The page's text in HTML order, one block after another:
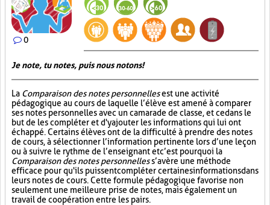
0
Je note, tu notes, puis nous notons!
La Comparaison des notes personnellesest une activité
pédagogique au cours de laquelle l’élève est amené à comparer
ses notes personnelles avec un camarade de classe, et ce dans le
but de les compléter et d'y ajouter les informations qui lui ont
échappé. Certains élèves ont de la difficulté à prendre des notes
de cours, à sélectionner l’information pertinente lors d’une leçon
ou à suivre le rythme de l’enseignant et c’est pourquoi la
Comparaison des notes personnelless’avère une méthode
efficace pour qu'ils puissent compléter certaines informations dans
leurs notes de cours. Cette formule pédagogique favorise non
seulement une meilleure prise de notes, mais également un
travail de coopération entre les pairs.